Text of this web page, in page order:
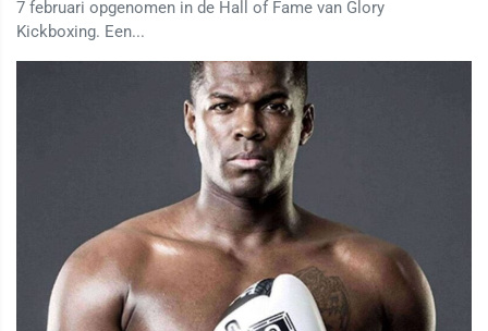
7 februari opgenomen in de Hall of Fame van Glory
Kickboxing. Een...